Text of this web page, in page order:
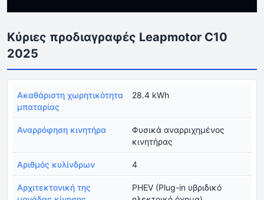
Κύριες προδιαγραφές Leapmotor C10
2025
Ακαθάριστη χωρητικότητα
μπαταρίας
28.4 kWh
Αναρρόφηση κινητήρα
Φυσικά αναρριχημένος
κινητήρας
Αριθμός κυλίνδρων 4
Αρχιτεκτονική της
PHEV (Plug-in υβριδικό